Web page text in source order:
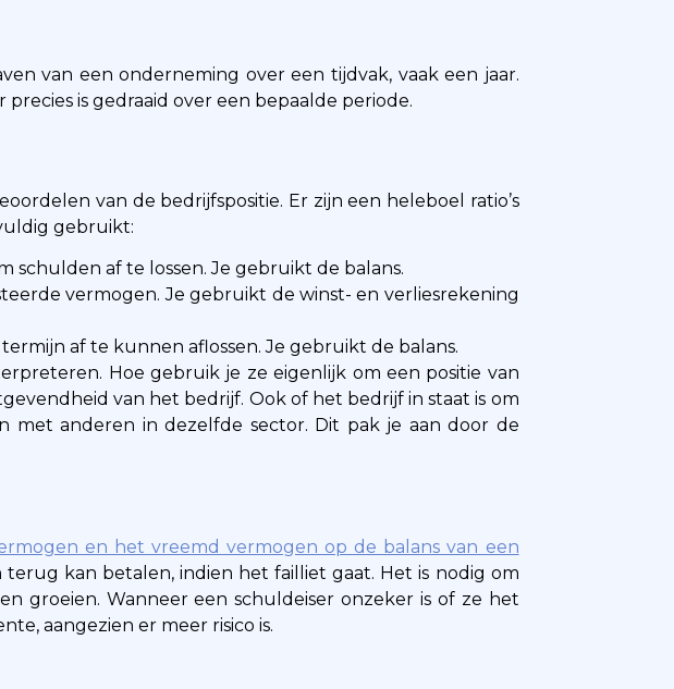
van een onderneming over een tijdvak, vaak een jaar.
is gedraaid over een bepaalde periode.
van de bedrijfspositie. Er zijn een heleboel ratio’s
gebruikt:
schulden af te lossen. Je gebruikt de balans.
vermogen. Je gebruikt de winst- en verliesrekening
af te kunnen aflossen. Je gebruikt de balans.
Hoe gebruik je ze eigenlijk om een positie van
van het bedrijf. Ook of het bedrijf in staat is om
anderen in dezelfde sector. Dit pak je aan door de
en het vreemd vermogen op de balans van een
kan betalen, indien het failliet gaat. Het is nodig om
groeien. Wanneer een schuldeiser onzeker is of ze het
aangezien er meer risico is.